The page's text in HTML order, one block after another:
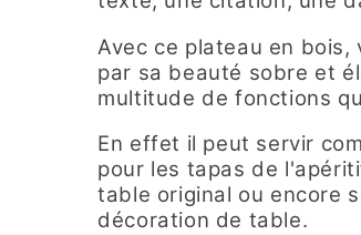
Avec ce plateau en
par sa beauté sobre et
multitude de fonctions
En effet il peut servir
pour les tapas de
table original ou encore
décoration de table.